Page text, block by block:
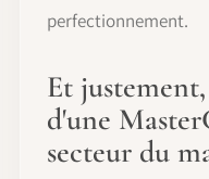
perfectionnement.
Et
d'une
secteur du